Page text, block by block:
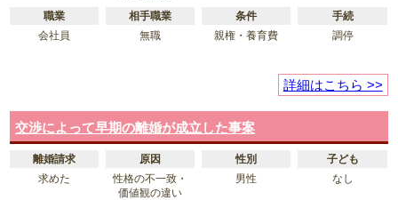
職業 相手職業 条件
手続
会社員
無職 親権・養育費 調停
詳細はこちら >>
交渉によって早期の離婚が成立した事案
離婚請求 原因 性別
子ども
求めた
性格の不一致・
価値観の違い
男性 なし